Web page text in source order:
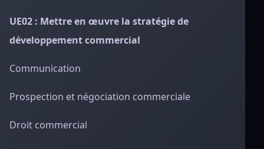
UE02 : Mettre en œuvre la stratégie de
développement commercial
Communication
Prospection et négociation commerciale
Droit commercial